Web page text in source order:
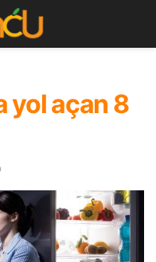
yol açan 8